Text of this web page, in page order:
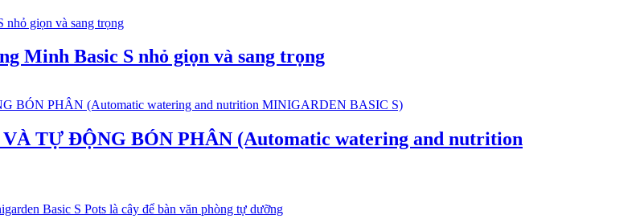
Minh Basic S nhỏ giọn và sang trọng
TỰ ĐỘNG BÓN PHÂN (Automatic watering and nutrition